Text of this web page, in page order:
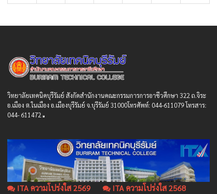
วิทยาลัยเทคนิคบุรีรัมย์ สังกัดสํานักงานคณะกรรมการการอาชีวศึกษา 322 ถ.จิระ
อ.เมือง ต.ในเมือง อ.เมืองบุรีรัมย์ จ.บุรีรัมย์ 31000โทรศัพท์: 044-611079 โทรสาร:
044- 611472
ITA ความโปร่งใส 2569 ITA ความโปร่งใส 2568